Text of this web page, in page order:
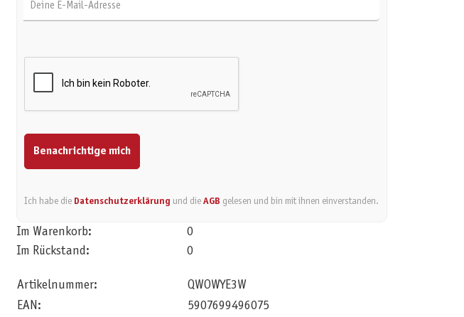
Benachrichtige mich
Ich habe die Datenschutzerklärung und dieAGB gelesen und bin mit ihnen einverstanden.
Im Warenkorb:
0
Im Rückstand:
0
Artikelnummer:
QWOWYE3W
EAN:
5907699496075